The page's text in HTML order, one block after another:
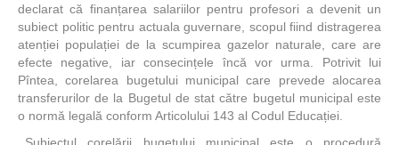
declarat că finanțarea salariilor pentru profesori a devenit un
subiect politic pentru actuala guvernare, scopul fiind distragerea
atenției populației de la scumpirea gazelor naturale, care are
efecte negative, iar consecințele încă vor urma. Potrivit lui
Pîntea, corelarea bugetului municipal care prevede alocarea
transferurilor de la Bugetul de stat către bugetul municipal este
o normă legală conform Articolului 143 al Codul Educației.